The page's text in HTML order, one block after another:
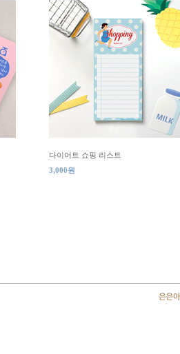
다이어트 쇼핑 리스트
3,000원